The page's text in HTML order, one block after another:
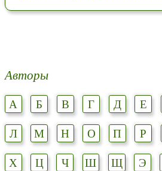
Авторы
А Б В Г Д Е
Л
М Н О П Р
Х
Ц Ч Ш Щ Э